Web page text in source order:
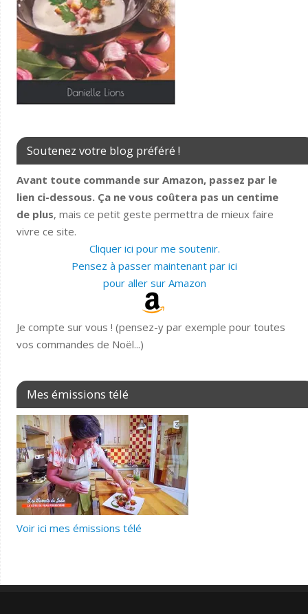
Soutenez votre blog préféré !
Avant toute commande sur Amazon, passez par le
lien ci-dessous. Ça ne vous coûtera pas un centime
de plus, mais ce petit geste permettra de mieux faire
vivre ce site.
Cliquer ici pour me soutenir.
Pensez à passer maintenant par ici
pour aller sur Amazon
Je compte sur vous ! (pensez-y par exemple pour toutes
vos commandes de Noël...)
Mes émissions télé
Voir ici mes émissions télé